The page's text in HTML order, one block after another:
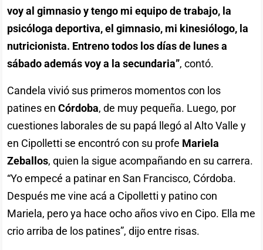
voy al gimnasio y tengo mi equipo de trabajo, la
psicóloga deportiva, el gimnasio, mi kinesiólogo, la
nutricionista. Entreno todos los días de lunes a
sábado además voy a la secundaria”, contó.
Candela vivió sus primeros momentos con los
patines enCórdoba, de muy pequeña. Luego, por
cuestiones laborales de su papá llegó al Alto Valle y
en Cipolletti se encontró con su profe Mariela
Zeballos, quien la sigue acompañando en su carrera.
“Yo empecé a patinar en San Francisco, Córdoba.
Después me vine acá a Cipolletti y patino con
Mariela, pero ya hace ocho años vivo en Cipo. Ella me
crio arriba de los patines”, dijo entre risas.